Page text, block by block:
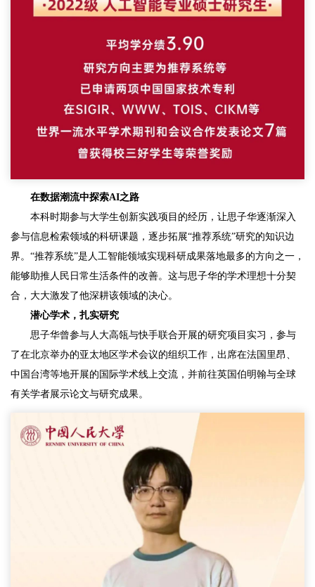
在数据潮流中探索AI之路
本科时期参与大学生创新实践项目的经历，让思子华逐渐深入
参与信息检索领域的科研课题，逐步拓展“推荐系统”研究的知识边
界。“推荐系统”是人工智能领域实现科研成果落地最多的方向之一，
能够助推人民日常生活条件的改善。这与思子华的学术理想十分契
合，大大激发了他深耕该领域的决心。
潜心学术，扎实研究
思子华曾参与人大高瓴与快手联合开展的研究项目实习，参与
了在北京举办的亚太地区学术会议的组织工作，出席在法国里昂、
中国台湾等地开展的国际学术线上交流，并前往英国伯明翰与全球
有关学者展示论文与研究成果。